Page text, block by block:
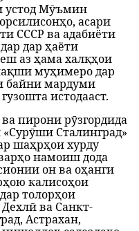
устод Мӯъмин
асари
СССР ва адабиёти
дар ҳаёти
аз ҳама халқҳои
муҳимеро дар
байни мардуми
истодааст.
пирони рӯзгордида
Сталинград»
шаҳрҳои хурду
намоиш дода
он ва оҳанги
калисоҳои
толорҳои
ва Санкт-
Астрахан,